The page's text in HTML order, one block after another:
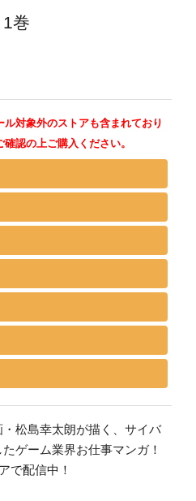
巻
対象外のストアも含まれており
認の上ご購入ください。
松島幸太朗が描く、サイバ
ゲーム業界お仕事マンガ！
で配信中！